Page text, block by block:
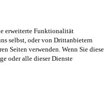
erweiterte Funktionalität
selbst, oder von Drittanbietern
Seiten verwenden. Wenn Sie diese
oder alle dieser Dienste